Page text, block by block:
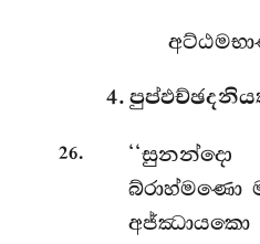
4.
26.
බ්රාහ්මණො